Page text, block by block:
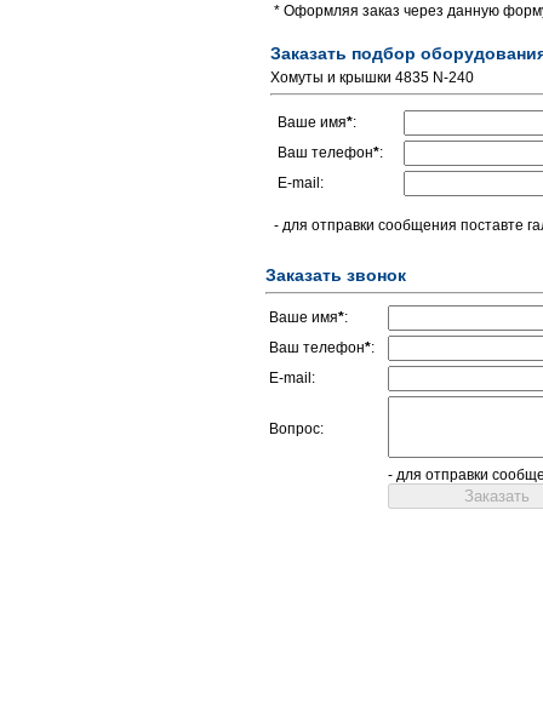
* Оформляя заказ через данную
Заказать подбор
Хомуты и крышки 4835 N-240
Ваше имя*:
Ваш телефон*:
E-mail:
- для отправки сообщения поставте
Заказать звонок
Ваше имя*:
Ваш телефон*:
E-mail:
Вопрос:
- для отправки